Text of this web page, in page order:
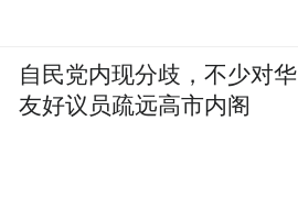
自民党内现分歧，不少对华
友好议员疏远高市内阁